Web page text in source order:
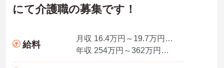
にて介護職の募集です！
給料
月収 16.4万円～19.7万円程度（諸手当込）
年収 254万円～362万円程度（諸手当込）